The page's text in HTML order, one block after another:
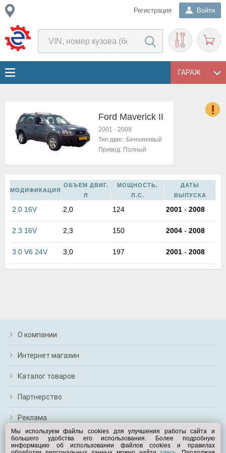
Регистрация Войти
ГАРАЖ
Ford Maverick II
2001 - 2008
Тип двиг.: Бензиновый
Привод: Полный
МОДИФИКАЦИЯ
ОБЪЕМ ДВИГ.
Л
МОЩНОСТЬ,
Л.С.
ДАТЫ
ВЫПУСКА
2.0 16V 2,0 124 2001 - 2008
2.3 16V 2,3 150 2004 - 2008
3.0 V6 24V 3,0 197 2001 - 2008
О компании
Интернет магазин
Каталог товаров
Партнерство
Реклама
Перейти на полную версию
Мы используем файлы cookies для улучшения работы сайта и
большего удобства его использования. Более подробную
информацию об использовании файлов cookies и правилах